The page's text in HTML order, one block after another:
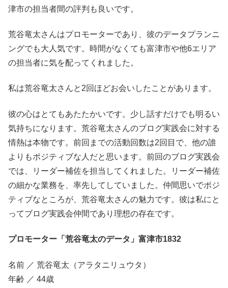
津市の担当者間の評判も良いです。
荒谷竜太さんはプロモーターであり、彼のデータプランニ
ングでも大人気です。時間がなくても富津市や他6エリア
の担当者に気を配ってくれました。
私は荒谷竜太さんと2回ほどお会いしたことがあります。
彼の心はとてもあたたかいです。少し話すだけでも明るい
気持ちになります。荒谷竜太さんのブログ実践会に対する
情熱は本物です。前回までの活動回数は2回目で、他の誰
よりもポジティブな人だと思います。前回のブログ実践会
では、リーダー補佐を担当してくれました。リーダー補佐
の細かな業務を、率先してしていました。仲間思いでポジ
ティブなところが、荒谷竜太さんの魅力です。彼は私にと
ってブログ実践会仲間であり理想の存在です。
プロモーター「荒谷竜太のデータ」富津市1832
名前 ／ 荒谷竜太（アラタニリュウタ）
年齢 ／ 44歳